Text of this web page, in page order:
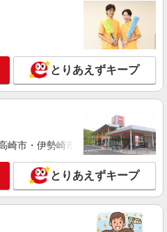
詳細を見る
ーター
間＝10,080
円×22日＝22万1,760円 別途 交通費全額支給
市
詳細を見る
/436
荷補助、軽作業
とりあえずキープ
崎市・伊勢崎市・太田市・館林市
とりあえずキープ